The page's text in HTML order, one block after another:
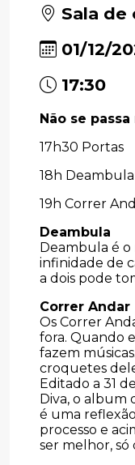
Sala de
01/12/
17:30
Não se
17h30 Portas
18h Deambula
19h Correr
Deambula
Deambula é
infinidade de
a dois pode
Correr Andar
Os Correr
fora. Quando
fazem
croquetes
Editado a 31
Diva, o album
é uma
processo e
ser melhor, só